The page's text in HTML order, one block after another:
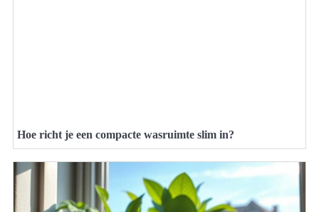
Hoe richt je een compacte wasruimte slim in?